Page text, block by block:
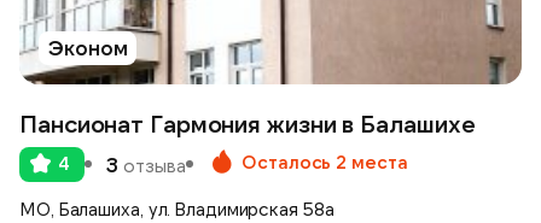
Эконом
Пансионат Гармония жизни в Балашихе
4 3 отзыва Осталось 2 места
МО, Балашиха, ул. Владимирская 58а